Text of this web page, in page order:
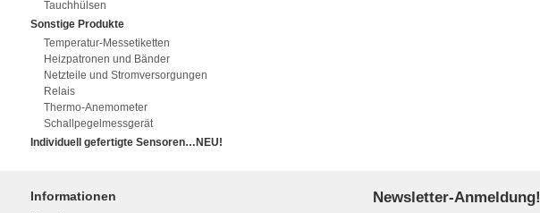
Tauchhülsen
Sonstige Produkte
Temperatur-Messetiketten
Heizpatronen und Bänder
Netzteile und Stromversorgungen
Relais
Thermo-Anemometer
Schallpegelmessgerät
Individuell gefertigte Sensoren…NEU!
Informationen Newsletter-Anmeldung!